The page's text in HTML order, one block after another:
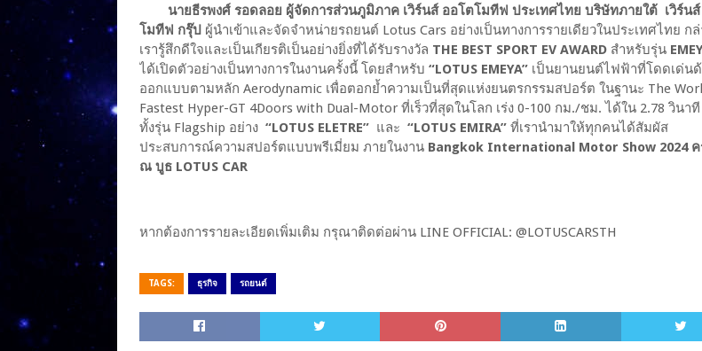
นายธีรพงศ์ รอดลอย ผู้จัดการส่วนภูมิภาค เวิร์นส์ ออโตโมทีฟ ประเทศไทย บริษัทภายใต้ เวิร์น
โมทีฟ กรุ๊ป ผู้นำเข้าและจัดจำหน่ายรถยนต์ Lotus Cars อย่างเป็นทางการรายเดียวในประเทศไทย กล่
เรารู้สึกดีใจและเป็นเกียรติเป็นอย่างยิ่งที่ได้รับรางวัล THE BEST SPORT EV AWARD สำหรับรุ่น
ได้เปิดตัวอย่างเป็นทางการในงานครั้งนี้ โดยสำหรับ “LOTUS EMEYA” เป็นยานยนต์ไฟฟ้าที่โดดเด่น
ออกแบบตามหลัก Aerodynamic เพื่อตอกย้ำความเป็นที่สุดแห่งยนตรกรรมสปอร์ต ในฐานะ The
Fastest Hyper-GT 4Doors with Dual-Motor ที่เร็วที่สุดในโลก เร่ง 0-100 กม./ชม. ได้ใน 2.78 วินา
ทั้งรุ่น Flagship อย่าง “LOTUS ELETRE” และ “LOTUS EMIRA” ที่เรานำมาให้ทุกคนได้สัมผัส
ประสบการณ์ความสปอร์ตแบบพรีเมี่ยม ภายในงาน Bangkok International Motor Show 2024 ค
ณ บูธ LOTUS CAR
หากต้องการรายละเอียดเพิ่มเติม กรุณาติดต่อผ่าน LINE OFFICIAL: @LOTUSCARSTH
TAGS: ธุรกิจ รถยนต์